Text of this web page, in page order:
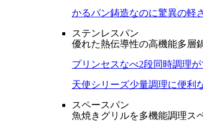
かるパン鋳造なのに驚異の軽
ステンレスパン
優れた熱伝導性の高機能多層
プリンセスなべ2段同時調理
天使シリーズ少量調理に便利
スペースパン
魚焼きグリルを多機能調理ス